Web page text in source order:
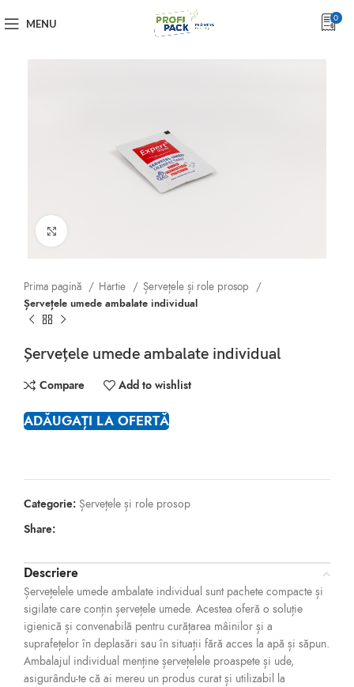
MENU 0
Prima pagină Hartie
Șervețele și role prosop
Șervețele umede ambalate individual
Șervețele umede ambalate individual
Compare Add to wishlist
ADĂUGAȚI LA OFERTĂ
Categorie: Șervețele și role prosop
Share:
Descriere
Șervețelele umede ambalate individual sunt pachete compacte și
sigilate care conțin șervețele umede. Acestea oferă o soluție
igienică și convenabilă pentru curățarea mâinilor și a
suprafețelor în deplasări sau în situații fără acces la apă și săpun.
Ambalajul individual menține șervețelele proaspete și ude,
asigurându-te că ai mereu un produs curat și utilizabil la